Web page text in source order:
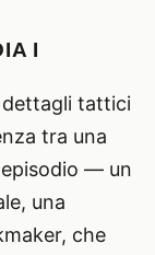
I
dettagli tattici
tra una
— un
una
che